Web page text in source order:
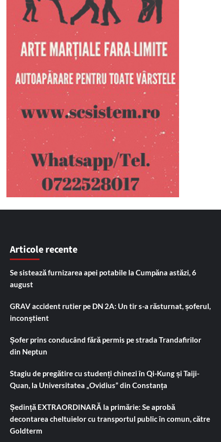
Articole recente
Se sistează furnizarea apei potabile la Cumpăna astăzi, 6
august
GRAV accident rutier pe DN 2A: Un tir s-a răsturnat, șoferul,
inconștient
Șofer prins conducând fără permis pe strada Trandafirilor
din Neptun
Stagiu de pregătire cu studenți chinezi în Qi-Kung și Taiji-
Quan, la Universitatea „Ovidius” din Constanța
Ședință EXTRAORDINARĂ la primărie: Se aprobă
decontarea cheltuielor cu transportul public în comun, către
Goldterm